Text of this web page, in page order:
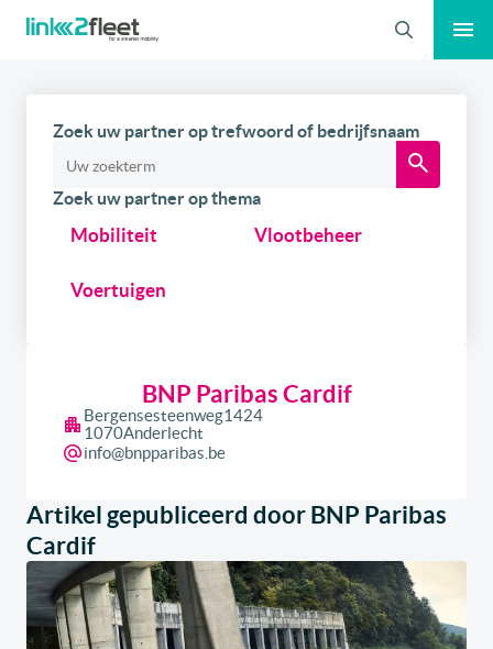
Zoeken
Zoek uw partner op trefwoord of bedrijfsnaam
Zoek uw partner op thema
Mobiliteit Vlootbeheer
Voertuigen
BNP Paribas Cardif
Bergensesteenweg1424
1070Anderlecht
info@bnpparibas.be
Artikel gepubliceerd door BNP Paribas
Cardif